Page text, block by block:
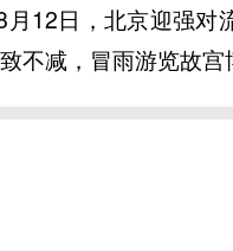
月12日，北京迎强对
不减，冒雨游览故宫